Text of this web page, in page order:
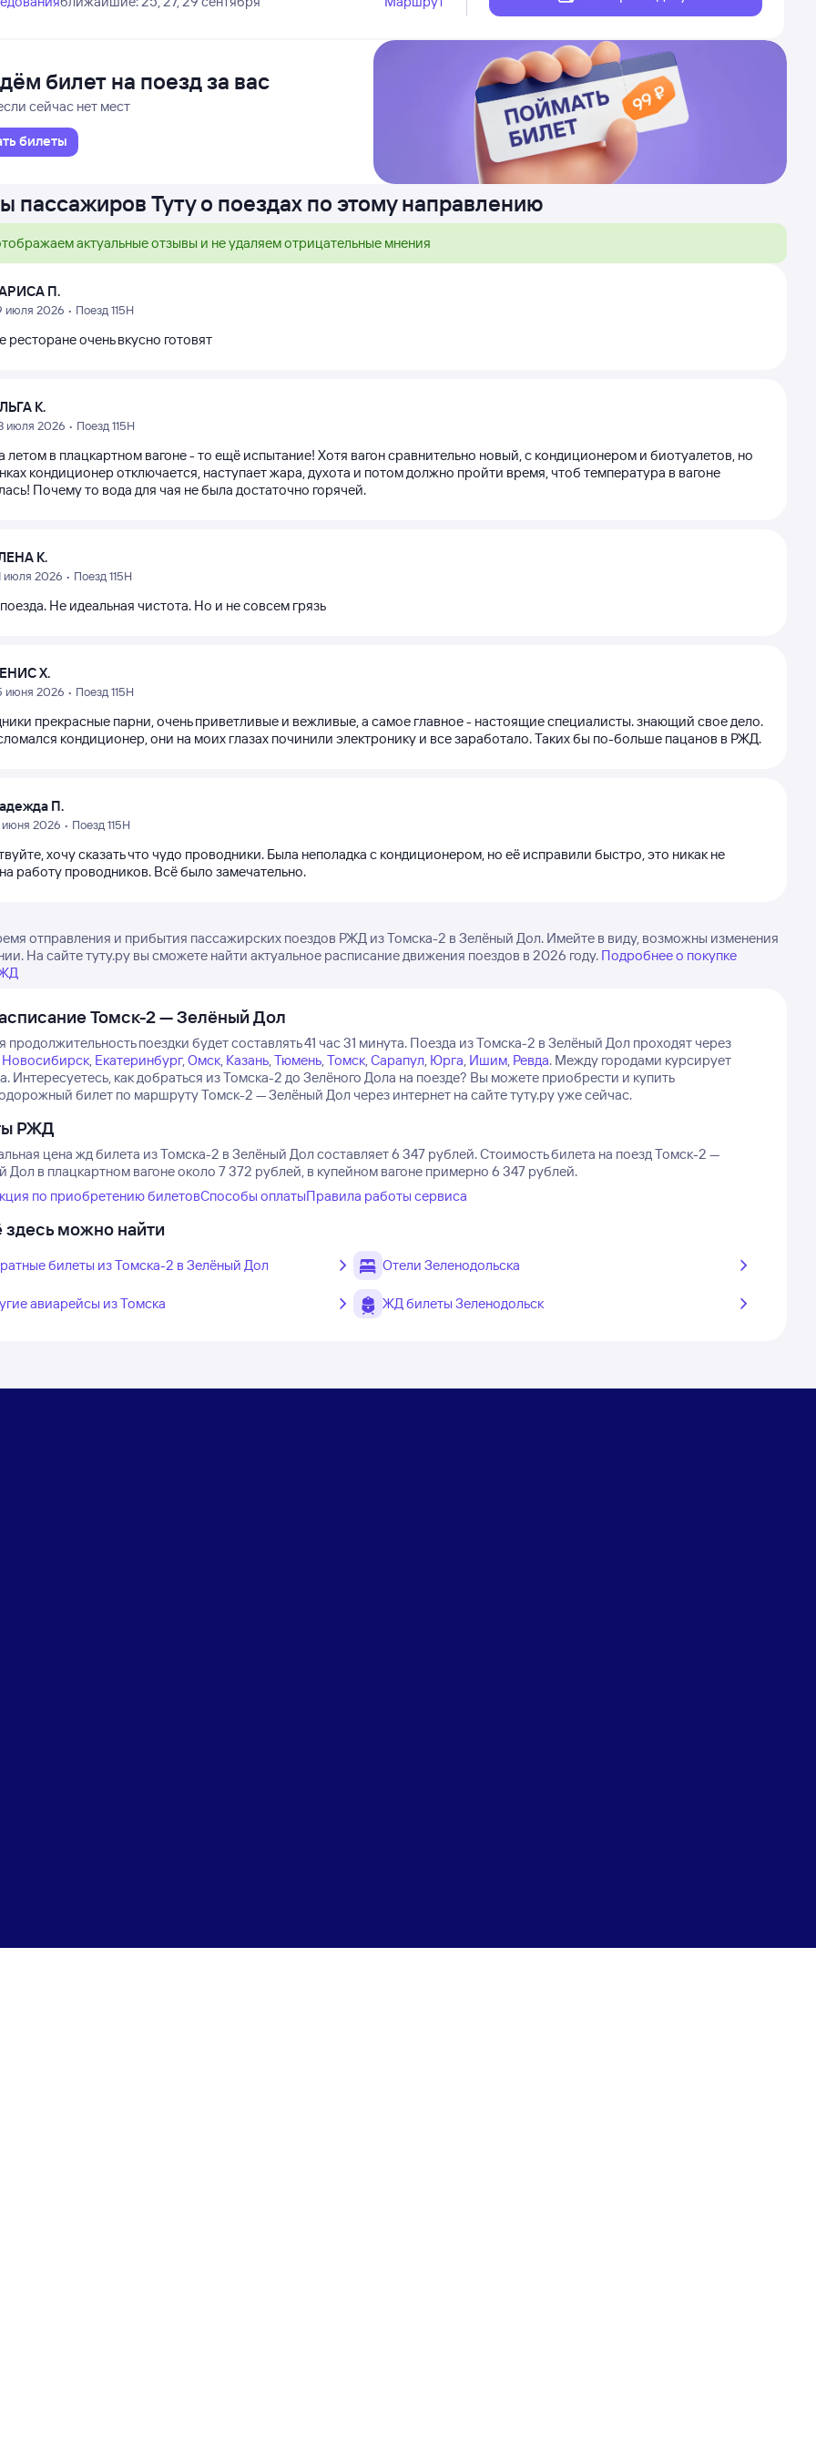
билет на поезд за вас
сейчас нет мест
билеты
пассажиров Туту о поездах по этому направлению
актуальные отзывы и не удаляем отрицательные мнения
П.
июля 2026 • Поезд 115Н
ресторане очень вкусно готовят
К.
июля 2026 • Поезд 115Н
летом в плацкартном вагоне - то ещё испытание! Хотя вагон сравнительно новый, с кондиционером и биотуалетов, но
кондиционер отключается, наступает жара, духота и потом должно пройти время, чтоб температура в вагоне
Почему то вода для чая не была достаточно горячей.
К.
июля 2026 • Поезд 115Н
Не идеальная чистота. Но и не совсем грязь
Х.
июня 2026 • Поезд 115Н
прекрасные парни, очень приветливые и вежливые, а самое главное - настоящие специалисты. знающий свое дело.
кондиционер, они на моих глазах починили электронику и все заработало. Таких бы по-больше пацанов в РЖД.
П.
июня 2026 • Поезд 115Н
хочу сказать что чудо проводники. Была неполадка с кондиционером, но её исправили быстро, это никак не
работу проводников. Всё было замечательно.
отправления и прибытия пассажирских поездов РЖД из Томска-2 в Зелёный Дол. Имейте в виду, возможны изменения
На сайте туту.ру вы сможете найти актуальное расписание движения поездов в 2026 году. Подробнее о покупке
Томск-2 — Зелёный Дол
продолжительность поездки будет составлять 41 час 31 минута. Поезда из Томска-2 в Зелёный Дол проходят через
Новосибирск, Екатеринбург,Омск, Казань,Тюмень,Томск,Сарапул, Юрга, Ишим, Ревда. Между городами курсирует
Интересуетесь, как добраться из Томска-2 до Зелёного Дола на поезде? Вы можете приобрести и купить
билет по маршруту Томск-2 — Зелёный Дол через интернет на сайте туту.ру уже сейчас.
РЖД
цена жд билета из Томска-2 в Зелёный Дол составляет 6 347 рублей.Стоимость билета на поезд Томск-2 —
Дол в плацкартном вагоне около 7 372 рублей, в купейном вагоне примерно 6 347 рублей.
по приобретению билетовСпособы оплатыПравила работы сервиса
можно найти
билеты из Томска-2 в Зелёный Дол Отели Зеленодольска
авиарейсы из Томска ЖД билеты Зеленодольск